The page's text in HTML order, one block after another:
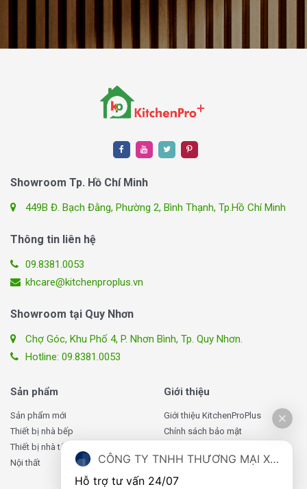
Showroom Tp. Hồ Chí Minh
449B Đ. Bạch Đằng, Phường 2, Bình Thạnh, Tp.Hồ Chí Minh
Thông tin liên hệ
09.8381.0053
khcare@kitchenproplus.vn
Showroom tại Quy Nhơn
Chợ Góc, Khu Phố 4, P. Nhơn Bình, Tp. Quy Nhơn.
Hotline: 09.8381.0053
Sản phẩm
Sản phẩm mới
Thiết bị nhà bếp
Thiết bị nhà tắm
Nội thất
Giới thiệu
Giới thiệu KitchenProPlus
Chính sách bảo mật
Chính sách đổi, trả hàng
Chính sách bảo hành
CÔNG TY TNHH THƯƠNG MẠI XUẤT NHẬP KHẨU TOMATE VIỆT NAM
Hỗ trợ tư vấn 24/07